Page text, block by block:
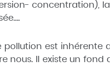
concentration),
pollution est inhérente
nous. Il existe un